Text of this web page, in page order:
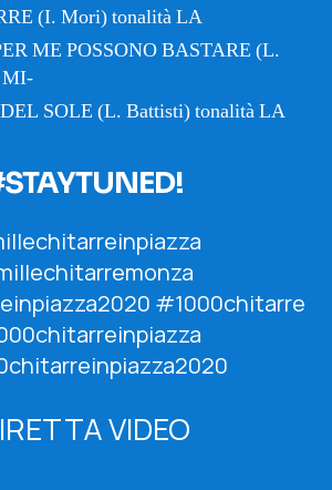
(I. Mori) tonalità LA
ME POSSONO BASTARE (L.
MI-
SOLE (L. Battisti) tonalità LA
#1000chitarre
VIDEO